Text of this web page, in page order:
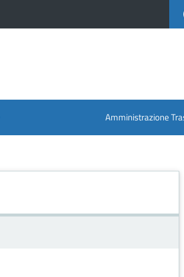
Amministrazione